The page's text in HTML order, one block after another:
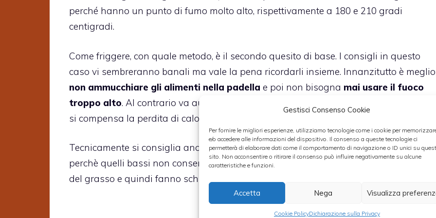
Gestisci Consenso Cookie
Per fornire le migliori esperienze, utilizziamo tecnologie come i cookie per
e/o accedere alle informazioni del dispositivo. Il consenso a queste tecnologie ci
permetterà di elaborare dati come il comportamento di navigazione o ID unici su
sito. Non acconsentire o ritirare il consenso può influire negativamente su alcune
caratteristiche e funzioni.
Accetta Nega Visualizza
Cookie PolicyDichiarazione sulla Privacy
perché hanno un punto di fumo molto alto, rispettivamente a 180 e 210 gradi
centigradi.
Come friggere, con quale metodo, è il secondo quesito di base. I consigli in questo
caso vi sembreranno banali ma vale la pena ricordarli insieme. Innanzitutto è meglio
non ammucchiare gli alimenti nella padella e poi non bisogna mai usare il fuoco
troppo alto. Al contrario va aumentato dopo l’inserimento degli alimenti perché così
si compensa la perdita di calore causata dalla temperatura bassa.
Tecnicamente si consiglia anche di friggere usando una pentola con i bordi alti
perchè quelli bassi non consentono il raggiungimento ottimale del livello dell’olio o
del grasso e quindi fanno schizzare via l’olio e sono predisposti alle fuoriuscite.